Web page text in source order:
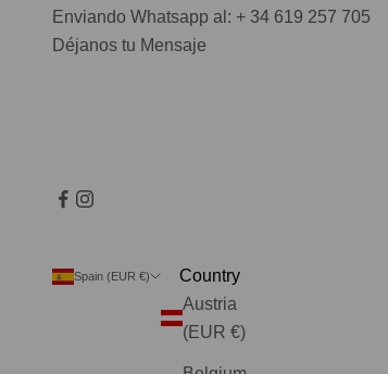
Enviando Whatsapp al: + 34 619 257 705
Déjanos tu Mensaje
Spain (EUR €)
Country
Austria
(EUR €)